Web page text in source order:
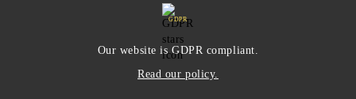
GDPR
Our website is GDPR compliant.
Read our policy.